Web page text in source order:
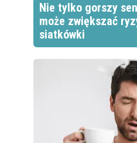
Nie tylko gorszy
może zwiększać
siatkówki